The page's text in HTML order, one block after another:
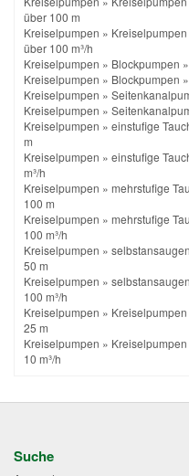
über 100 m
Kreiselpumpen »
über 100 m³/h
Kreiselpumpen » Blockpumpen »
Kreiselpumpen » Blockpumpen »
Kreiselpumpen »
Kreiselpumpen »
Kreiselpumpen » einstufige
m
Kreiselpumpen » einstufige
m³/h
Kreiselpumpen » mehrstufige
100 m
Kreiselpumpen » mehrstufige
100 m³/h
Kreiselpumpen »
50 m
Kreiselpumpen »
100 m³/h
Kreiselpumpen »
25 m
Kreiselpumpen »
10 m³/h
Suche